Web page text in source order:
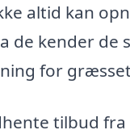
altid kan
de kender de
for
tilbud